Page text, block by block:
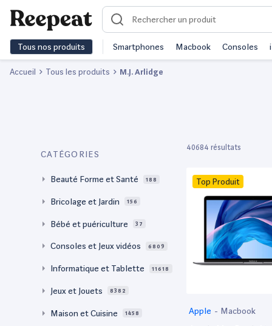
Tous nos produits Smartphones Macbook Consoles
Accueil Tous les produits M.J. Arlidge
CATÉGORIES
Beauté Forme et Santé 188
Bricolage et Jardin 156
Bébé et puériculture 37
Consoles et Jeux vidéos 6809
Informatique et Tablette 11618
Jeux et Jouets 8382
Maison et Cuisine 1458
40684 résultats
Top Produit
Apple - Macbook